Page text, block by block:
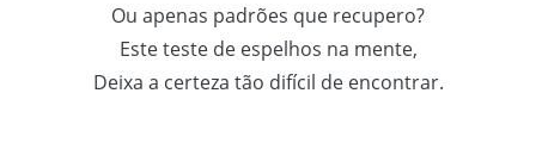
Ou apenas padrões que recupero?
Este teste de espelhos na mente,
Deixa a certeza tão difícil de encontrar.